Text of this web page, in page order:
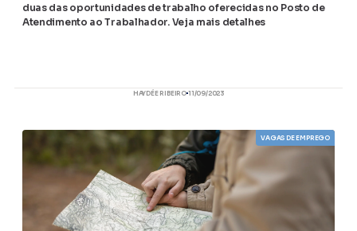
duas das oportunidades de trabalho oferecidas no Posto de
Atendimento ao Trabalhador. Veja mais detalhes
HAYDÉE RIBEIRO 11/09/2023
VAGAS DE EMPREGO